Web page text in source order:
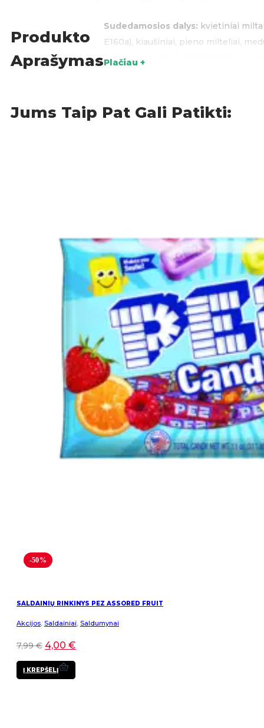
Produkto
Aprašymas
Sudedamosios dalys: kvietiniai
E160a), kiaušiniai, pieno milteliai,
(kildymo medžiaga E450 E500,
Kilmės šalis:
Taivanas
Grynasis kiekis: 160g
Plačiau +
Jums Taip Pat Gali Patikti:
-50%
SALDAINIŲ RINKINYS PEZ ASSORED FRUIT
Akcijos, Saldainiai, Saldumynai
7,99€ 4,00 €
Į KREPŠELĮ